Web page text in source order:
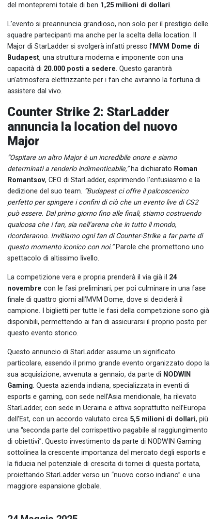
del montepremi totale di ben 1,25 milioni di dollari.
L’evento si preannuncia grandioso, non solo per il prestigio delle
squadre partecipanti ma anche per la scelta della location. Il
Major di StarLadder si svolgerà infatti presso l’ MVM Dome di
Budapest, una struttura moderna e imponente con una
capacità di 20.000 posti a sedere. Questo garantirà
un’atmosfera elettrizzante per i fan che avranno la fortuna di
assistere dal vivo.
Counter Strike 2: StarLadder
annuncia la location del nuovo
Major
“Ospitare un altro Major è un incredibile onore e siamo
determinati a renderlo indimenticabile,”ha dichiarato Roman
Romantsov, CEO di StarLadder, esprimendo l’entusiasmo e la
dedizione del suo team. “Budapest ci offre il palcoscenico
perfetto per spingere i confini di ciò che un evento live di CS2
può essere. Dal primo giorno fino alle finali, stiamo costruendo
qualcosa che i fan, sia nell’arena che in tutto il mondo,
ricorderanno. Invitiamo ogni fan di Counter-Strike a far parte di
questo momento iconico con noi.”Parole che promettono uno
spettacolo di altissimo livello.
La competizione vera e propria prenderà il via già il 24
novembre con le fasi preliminari, per poi culminare in una fase
finale di quattro giorni all’MVM Dome, dove si deciderà il
campione. I biglietti per tutte le fasi della competizione sono già
disponibili, permettendo ai fan di assicurarsi il proprio posto per
questo evento storico.
Questo annuncio di StarLadder assume un significato
particolare, essendo il primo grande evento organizzato dopo la
sua acquisizione, avvenuta a gennaio, da parte di NODWIN
Gaming. Questa azienda indiana, specializzata in eventi di
esports e gaming, con sede nell’Asia meridionale, ha rilevato
StarLadder, con sede in Ucraina e attiva soprattutto nell’Europa
dell’Est, con un accordo valutato circa 5,5 milioni di dollari, più
una “seconda parte del corrispettivo pagabile al raggiungimento
di obiettivi”. Questo investimento da parte di NODWIN Gaming
sottolinea la crescente importanza del mercato degli esports e
la fiducia nel potenziale di crescita di tornei di questa portata,
proiettando StarLadder verso un “nuovo corso indiano” e una
maggiore espansione globale.